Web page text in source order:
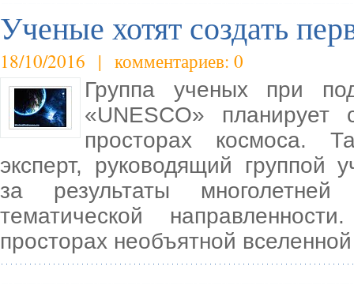
Ученые хотят создать
18/10/2016 | комментариев: 0
Группа ученых при
«UNESCO» планирует
просторах космоса.
эксперт, руководящий группой
за результаты многолетней
тематической
просторах необъятной